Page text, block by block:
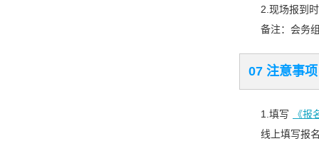
2.现场报到
备注：会务
07 注意事项
1.填写
《报
线上填写报